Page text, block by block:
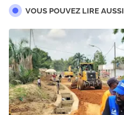
VOUS POUVEZ LIRE AUSSI